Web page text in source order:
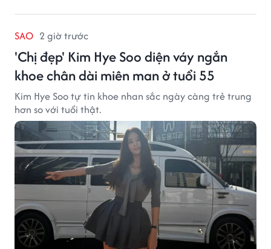
SAO 2 giờ trước
'Chị đẹp' Kim Hye Soo diện váy ngắn
khoe chân dài miên man ở tuổi 55
Kim Hye Soo tự tin khoe nhan sắc ngày càng trẻ trung
hơn so với tuổi thật.